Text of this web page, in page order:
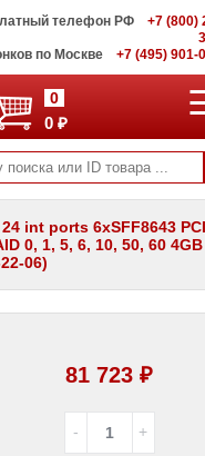
телефон РФ
+7 (800)
по Москве
+7 (495) 901-
0
0 ₽
int ports 6xSFF8643 PCI
0, 1, 5, 6, 10, 50, 60
06)
81 723 ₽